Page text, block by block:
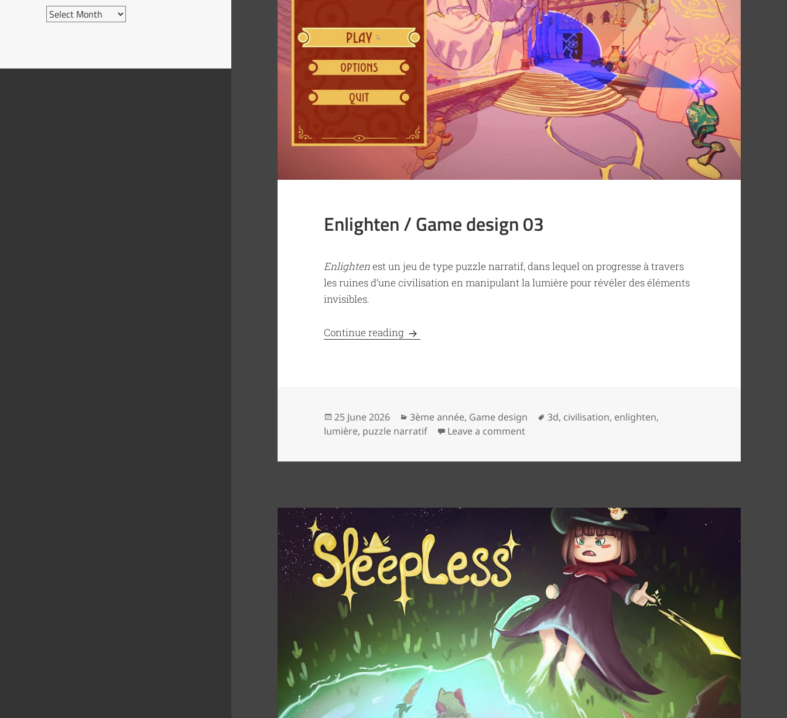
Archives
Enlighten / Game design 03
Enlightenest un jeu de type puzzle narratif, dans lequel on progresse à travers
les ruines d’une civilisation en manipulant la lumière pour révéler des éléments
invisibles.
Continue reading Enlighten / Game design 03
Posted
on
25 June 2026 Categories
3ème année, Game design Tags
3d, civilisation, enlighten,
lumière, puzzle narratif Leave a commenton Enlighten / Game design 03